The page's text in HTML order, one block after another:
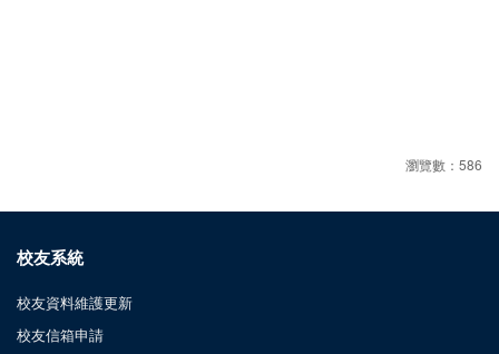
瀏覽數：586
校友系統
校友資料維護更新
校友信箱申請